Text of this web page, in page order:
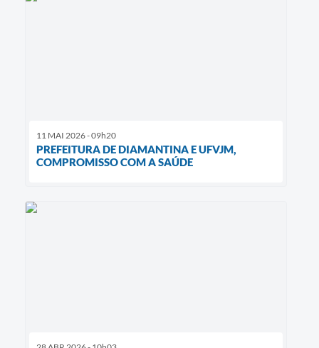
11 MAI 2026 - 09h20
PREFEITURA DE DIAMANTINA E UFVJM,
COMPROMISSO COM A SAÚDE